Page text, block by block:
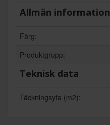
Allmän information
Färg:
Produktgrupp:
Teknisk data
Täckningsyta (m2):